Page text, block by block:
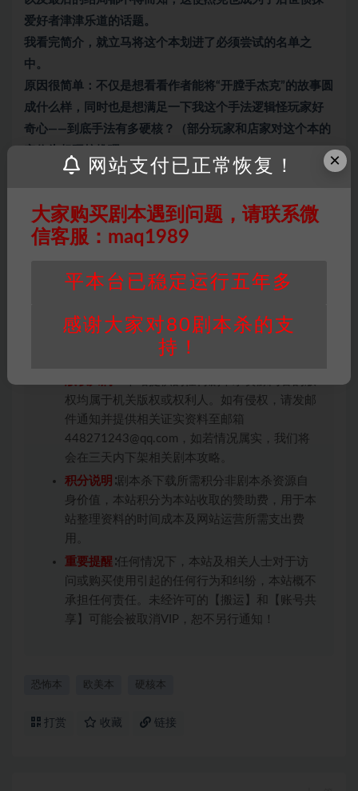
爱好者津津乐道的话题。
我看完简介，就立马将这个本划进了必须尝试的名单之
中。
原因很简单：不仅是想看看作者能将“开膛手杰克”的故事圆
成什么样，同时也是想满足一下我这个手法逻辑怪玩家好
奇心——到底手法有多硬核？（部分玩家和店家对这个本的
因百度网盘限制，链接有失效的风险，如遇到无
效链接请联系客服补发！！！网盘不限速下载神
免责声明： 本站所有剧本杀资源均为网友分享
用于商业用途!任何人访问、浏览本站，购买或
未购买，即代表已阅读本声明，理解并同意受本
条约约束，并遵守所有适用的法律法规。
权均属于机关版权或权利人。如有侵权，请发邮
件通知并提供相关证实资料至邮箱
448271243@qq.com，如若情况属实，我们将
会在三天内下架相关剧本攻略。
积分说明 ∶剧本杀下载所需积分非剧本杀资源自
身价值，本站积分为本站收取的赞助费，用于本
站整理资料的时间成本及网站运营所需支出费
用。
重要提醒 ∶任何情况下，本站及相关人士对于访
问或购买使用引起的任何行为和纠纷，本站概不
承担任何责任。未经许可的【搬运】和【账号共
享】可能会被取消VIP，恕不另行通知！
恐怖本 欧美本 硬核本
打赏 收藏 链接
×
网站支付已正常恢复！
大家购买剧本遇到问题，请联系微
信客服：maq1989
平本台已稳定运行五年多
感谢大家对80剧本杀的支
持！